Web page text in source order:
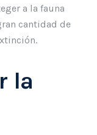
a la fauna
cantidad de
la